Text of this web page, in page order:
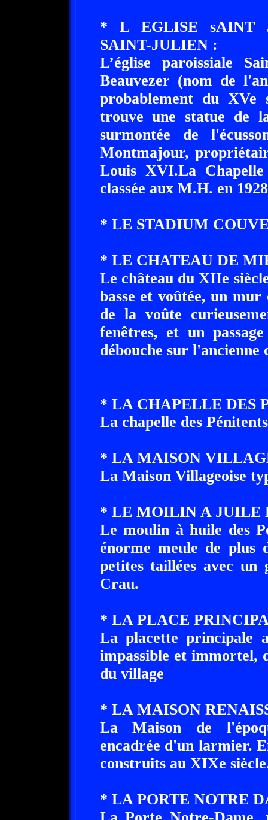
* L EGLISE sAINT
SAINT-JULIEN :
L’église paroissiale
Beauvezer (nom de
probablement du XVe
trouve une statue de
surmontée de
Montmajour,
Louis XVI.La
classée aux M.H. en
* LE STADIUM
* LE CHATEAU DE
Le château du XIIe
basse et voûtée, un
de la voûte
fenêtres, et un
débouche sur l'ancienne
* LA CHAPELLE DES
La chapelle des
* LA MAISON
La Maison Villageoise
* LE MOILIN A JUILE
Le moulin à huile des
énorme meule de plus
petites taillées avec un
Crau.
* LA PLACE
La placette principale
impassible et immortel,
du village
* LA MAISON
La Maison de
encadrée d'un larmier.
construits au XIXe
* LA PORTE NOTRE